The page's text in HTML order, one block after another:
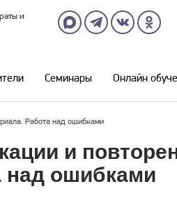
и
Семинары Онлайн
Работа над ошибками
и
над ошибками